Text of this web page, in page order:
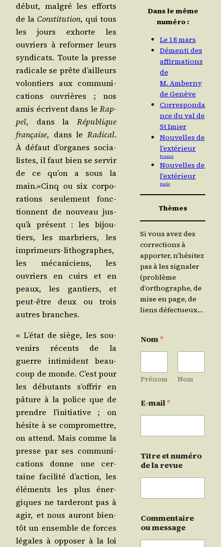
début, mal­gré les efforts
de la Consti­tu­tion, qui tous
les jours exhorte les
ouvriers à refor­mer leurs
syn­di­cats. Toute la presse
radi­cale se prête d’ailleurs
volon­tiers aux com­mu­ni­
ca­tions ouvrières ; nos
amis écrivent dans le Rap­
pel, dans la Répu­blique
fran­çaise, dans le Radi­cal.
À défaut d’or­ganes socia­
listes, il faut bien se ser­vir
de ce qu’on a sous la
main.«Cinq ou six cor­po­
ra­tions seule­ment fonc­
tionnent de nou­veau jus­
qu’à pré­sent : les bijou­
tiers, les mar­briers, les
impri­meurs-litho­graphes,
les méca­ni­ciens, les
ouvriers en cuirs et en
peaux, les gan­tiers, et
peut-être deux ou trois
autres branches.
« L’é­tat de siège, les sou­
ve­nirs récents de la
guerre inti­mident beau­
coup de monde. C’est pour
les débu­tants s’of­frir en
pâture à la police que de
prendre l’i­ni­tia­tive ; on
hésite à se com­pro­mettre,
on attend. Mais comme la
presse par ses com­mu­ni­
ca­tions donne une cer­
taine faci­li­té d’ac­tion, les
élé­ments les plus éner­
giques ne tar­de­ront pas à
agir, et nous auront bien­
tôt un ensemble de forces
légales à oppo­ser à la loi
Dans le même
numéro :
Le 18 mars
Démenti des
affirmations
de
M. Amberny
de Genève
Corresponda
nce du val de
St Imier
Nouvelles de
l’extérieur
France
Nouvelles de
l’extérieur
Italie
Thèmes
Si vous avez des
corrections à
apporter, n’hésitez
pas à les signaler
(problème
d’orthographe, de
mise en page, de
liens défectueux…
Nom*
Prénom Nom
E-mail*
Titre et numéro
de la revue
Commentaire
ou message